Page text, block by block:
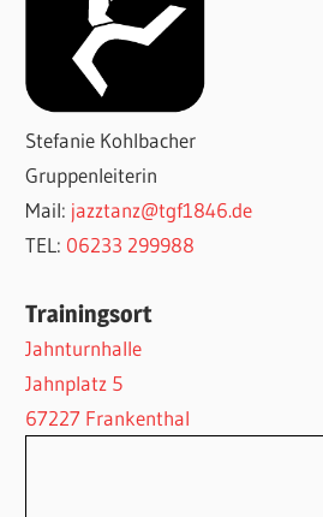
Stefanie Kohlbacher
Gruppenleiterin
Mail: jazztanz@tgf1846.de
TEL: 06233 299988
Trainingsort
Jahnturnhalle
Jahnplatz 5
67227 Frankenthal